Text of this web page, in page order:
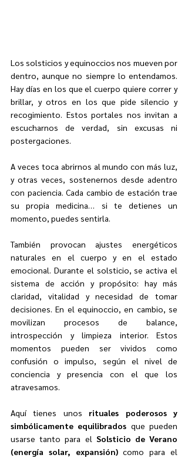
Los solsticios y equinoccios nos mueven por
dentro, aunque no siempre lo entendamos.
Hay días en los que el cuerpo quiere correr y
brillar, y otros en los que pide silencio y
recogimiento. Estos portales nos invitan a
escucharnos de verdad, sin excusas ni
postergaciones.
A veces toca abrirnos al mundo con más luz,
y otras veces, sostenernos desde adentro
con paciencia. Cada cambio de estación trae
su propia medicina… si te detienes un
momento, puedes sentirla.
También provocan ajustes energéticos
naturales en el cuerpo y en el estado
emocional. Durante el solsticio, se activa el
sistema de acción y propósito: hay más
claridad, vitalidad y necesidad de tomar
decisiones. En el equinoccio, en cambio, se
movilizan procesos de balance,
introspección y limpieza interior. Estos
momentos pueden ser vividos como
confusión o impulso, según el nivel de
conciencia y presencia con el que los
atravesamos.
Aquí tienes unos rituales poderosos y
simbólicamente equilibrados que pueden
usarse tanto para el Solsticio de Verano
(energía solar, expansión)